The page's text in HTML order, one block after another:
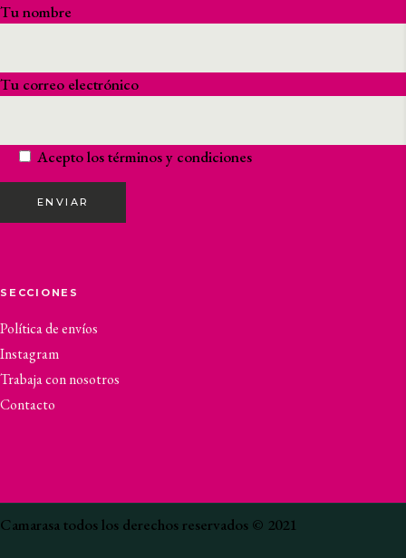
Tu nombre
Tu correo electrónico
Acepto lostérminos y condiciones
ENVIAR
SECCIONES
Política de envíos
Instagram
Trabaja con nosotros
Contacto
Camarasa todos los derechos reservados © 2021